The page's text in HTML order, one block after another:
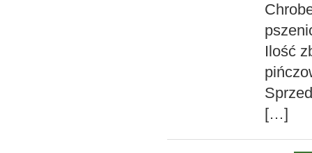
Ilość
[…]